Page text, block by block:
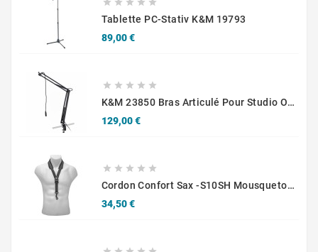
    
Tablette PC-Stativ K&M 19793
89,00 €Prix
    
K&M 23850 Bras Articulé Pour Studio Ou Radio
129,00 €Prix
    
Cordon Confort Sax -S10SH Mousqueton - Adultes
34,50 €Prix